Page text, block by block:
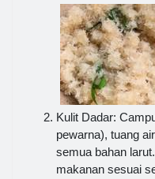
Kulit Dadar:
pewarna), tuang
semua bahan
makanan sesuai